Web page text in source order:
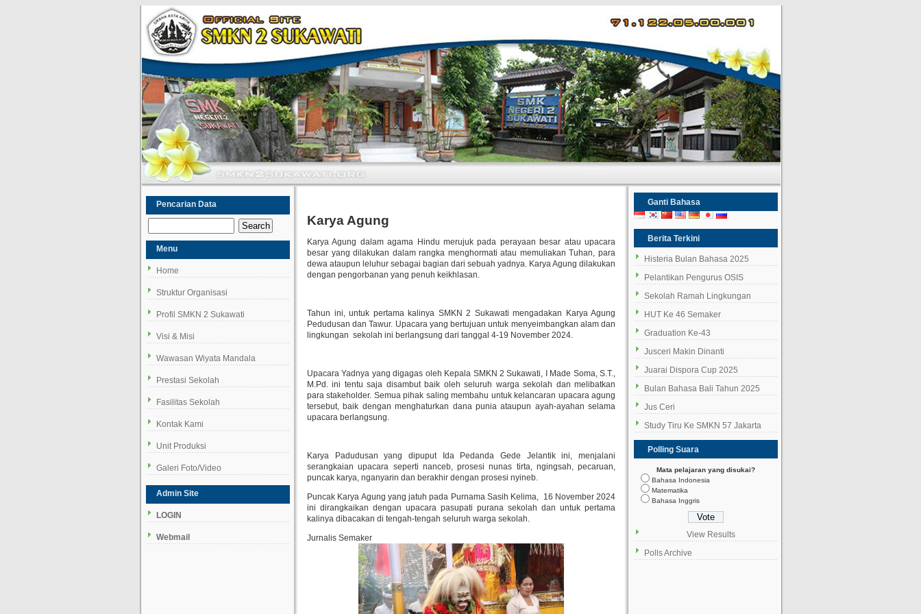
Pencarian Data
Menu
Home
Struktur Organisasi
Profil SMKN 2 Sukawati
Visi & Misi
Wawasan Wiyata Mandala
Prestasi Sekolah
Fasilitas Sekolah
Kontak Kami
Unit Produksi
Galeri Foto/Video
Admin Site
LOGIN
Webmail
Karya Agung
Karya Agung dalam agama Hindu merujuk pada perayaan besar atau upacara
besar yang dilakukan dalam rangka menghormati atau memuliakan Tuhan, para
dewa ataupun leluhur sebagai bagian dari sebuah yadnya. Karya Agung dilakukan
dengan pengorbanan yang penuh keikhlasan.
Tahun ini, untuk pertama kalinya SMKN 2 Sukawati mengadakan Karya Agung
Pedudusan dan Tawur. Upacara yang bertujuan untuk menyeimbangkan alam dan
lingkungan sekolah ini berlangsung dari tanggal 4-19 November 2024.
Upacara Yadnya yang digagas oleh Kepala SMKN 2 Sukawati, I Made Soma, S.T.,
M.Pd. ini tentu saja disambut baik oleh seluruh warga sekolah dan melibatkan
para stakeholder. Semua pihak saling membahu untuk kelancaran upacara agung
tersebut, baik dengan menghaturkan dana punia ataupun ayah-ayahan selama
upacara berlangsung.
Karya Padudusan yang dipuput Ida Pedanda Gede Jelantik ini, menjalani
serangkaian upacara seperti nanceb, prosesi nunas tirta, ngingsah, pecaruan,
puncak karya, nganyarin dan berakhir dengan prosesi nyineb.
Puncak Karya Agung yang jatuh pada Purnama Sasih Kelima, 16 November 2024
ini dirangkaikan dengan upacara pasupati purana sekolah dan untuk pertama
kalinya dibacakan di tengah-tengah seluruh warga sekolah.
Jurnalis Semaker
Ganti Bahasa
Berita Terkini
Histeria Bulan Bahasa 2025
Pelantikan Pengurus OSIS
Sekolah Ramah Lingkungan
HUT Ke 46 Semaker
Graduation Ke-43
Jusceri Makin Dinanti
Juarai Dispora Cup 2025
Bulan Bahasa Bali Tahun 2025
Jus Ceri
Study Tiru Ke SMKN 57 Jakarta
Polling Suara
Mata pelajaran yang disukai?
Bahasa Indonesia
Matematika
Bahasa Inggris
View Results
Polls Archive